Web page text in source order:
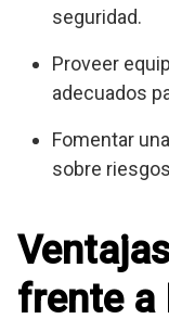
seguridad.
Proveer
adecuados
Fomentar
sobre
frente a